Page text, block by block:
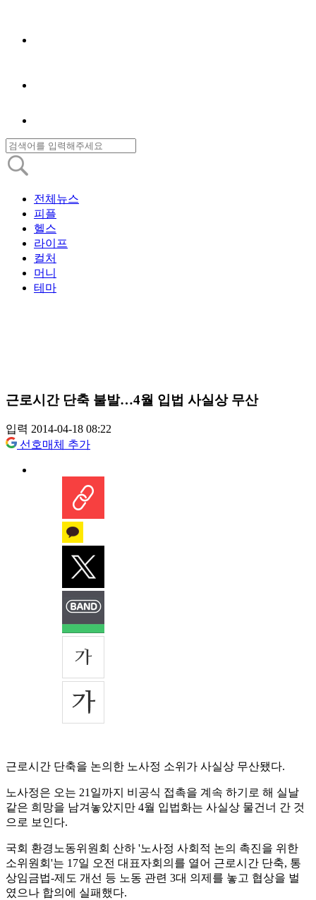
전체뉴스
피플
헬스
라이프
컬처
머니
테마
근로시간 단축 불발…4월 입법 사실상 무산
입력 2014-04-18 08:22
선호매체 추가
근로시간 단축을 논의한 노사정 소위가 사실상 무산됐다.
노사정은 오는 21일까지 비공식 접촉을 계속 하기로 해 실날
같은 희망을 남겨놓았지만 4월 입법화는 사실상 물건너 간 것
으로 보인다.
국회 환경노동위원회 산하 '노사정 사회적 논의 촉진을 위한
소위원회'는 17일 오전 대표자회의를 열어 근로시간 단축, 통
상임금법-제도 개선 등 노동 관련 3대 의제를 놓고 협상을 벌
였으나 합의에 실패했다.